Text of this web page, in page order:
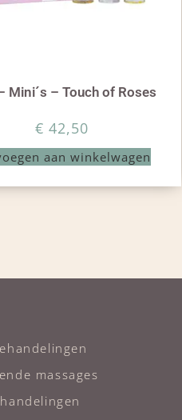
Mini´s – Touch of Roses
€ 42,50
aan winkelwagen
massages